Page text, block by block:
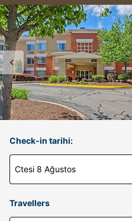
Check-in tarihi:
Ctesi 8 Ağustos
Travellers